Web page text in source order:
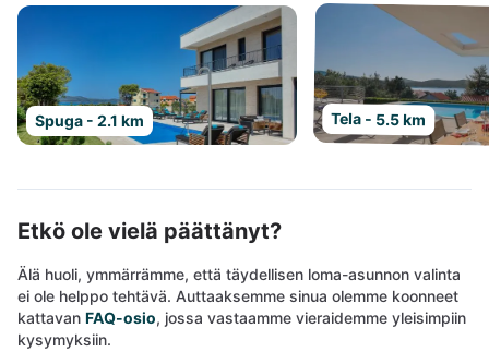
Spuga - 2.1 km Tela - 5.5 km
Etkö ole vielä päättänyt?
Älä huoli, ymmärrämme, että täydellisen loma-asunnon valinta
ei ole helppo tehtävä. Auttaaksemme sinua olemme koonneet
kattavan FAQ-osio, jossa vastaamme vieraidemme yleisimpiin
kysymyksiin.